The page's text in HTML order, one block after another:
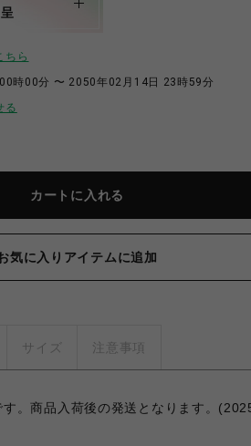
ちら
時00分 〜 2050年02月14日 23時59分
る
カートに入れる
気に入りアイテムに追加
サイズ 注意事項
。商品入荷後の発送となります。